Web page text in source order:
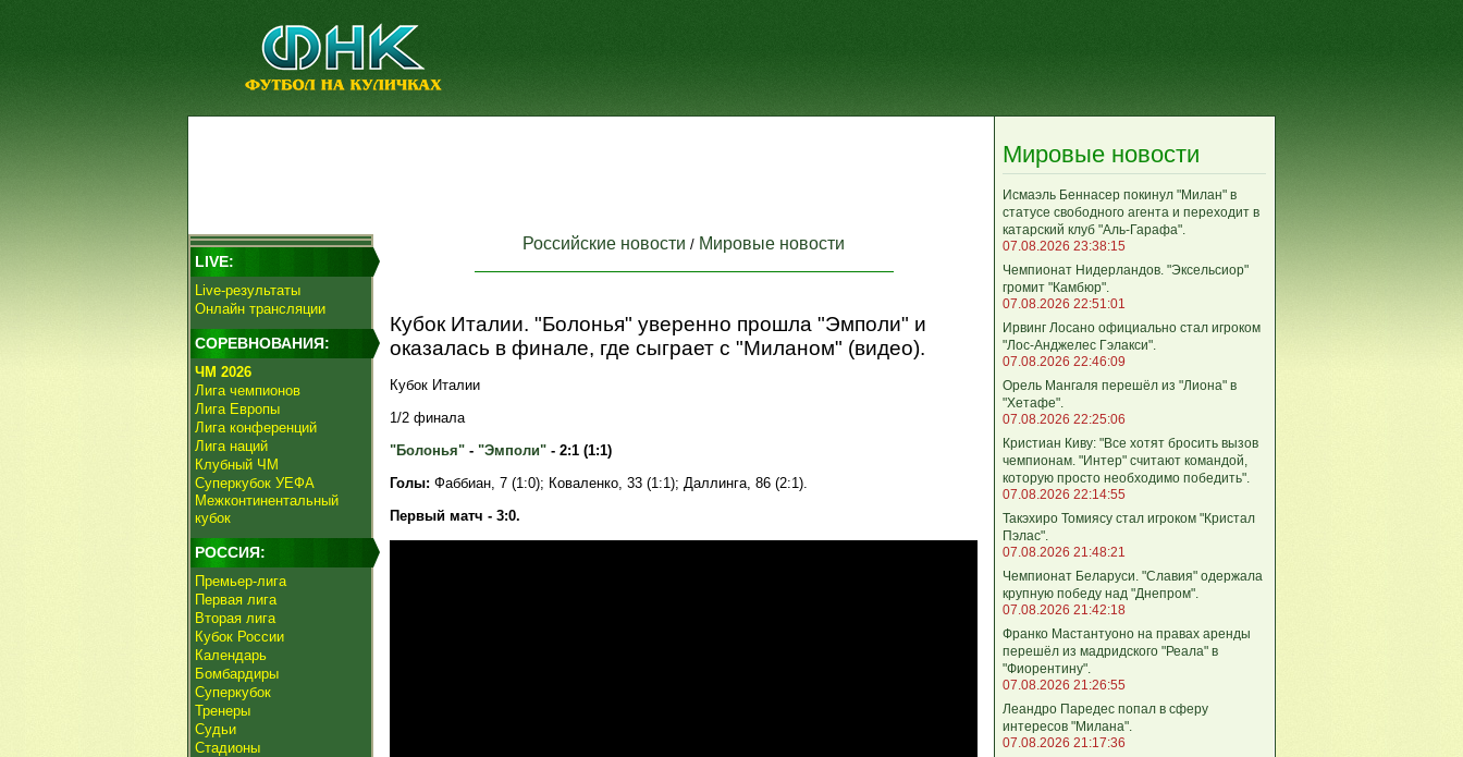
LIVE:
Live-результаты
Онлайн трансляции
СОРЕВНОВАНИЯ:
ЧМ 2026
Лига чемпионов
Лига Европы
Лига конференций
Лига наций
Клубный ЧМ
Суперкубок УЕФА
Межконтинентальный
кубок
РОССИЯ:
Премьер-лига
Первая лига
Вторая лига
Кубок России
Календарь
Бомбардиры
Суперкубок
Тренеры
Судьи
Стадионы
Российские новости / Мировые новости
Кубок Италии. "Болонья" уверенно прошла "Эмполи" и
оказалась в финале, где сыграет с "Миланом" (видео).
Кубок Италии
1/2 финала
"Болонья" - "Эмполи" - 2:1 (1:1)
Голы: Фаббиан, 7 (1:0); Коваленко, 33 (1:1); Даллинга, 86 (2:1).
Первый матч - 3:0.
Мировые новости
Исмаэль Беннасер покинул "Милан" в
статусе свободного агента и переходит в
катарский клуб "Аль-Гарафа".
07.08.2026 23:38:15
Чемпионат Нидерландов. "Эксельсиор"
громит "Камбюр".
07.08.2026 22:51:01
Ирвинг Лосано официально стал игроком
"Лос-Анджелес Гэлакси".
07.08.2026 22:46:09
Орель Мангаля перешёл из "Лиона" в
"Хетафе".
07.08.2026 22:25:06
Кристиан Киву: "Все хотят бросить вызов
чемпионам. "Интер" считают командой,
которую просто необходимо победить".
07.08.2026 22:14:55
Такэхиро Томиясу стал игроком "Кристал
Пэлас".
07.08.2026 21:48:21
Чемпионат Беларуси. "Славия" одержала
крупную победу над "Днепром".
07.08.2026 21:42:18
Франко Мастантуоно на правах аренды
перешёл из мадридского "Реала" в
"Фиорентину".
07.08.2026 21:26:55
Леандро Паредес попал в сферу
интересов "Милана".
07.08.2026 21:17:36